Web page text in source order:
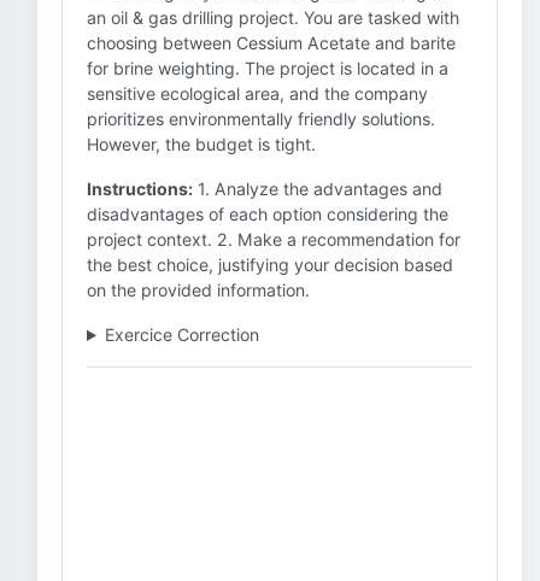
an oil & gas drilling project. You are tasked with
choosing between Cessium Acetate and barite
for brine weighting. The project is located in a
sensitive ecological area, and the company
prioritizes environmentally friendly solutions.
However, the budget is tight.
Instructions: 1. Analyze the advantages and
disadvantages of each option considering the
project context. 2. Make a recommendation for
the best choice, justifying your decision based
on the provided information.
Exercice Correction